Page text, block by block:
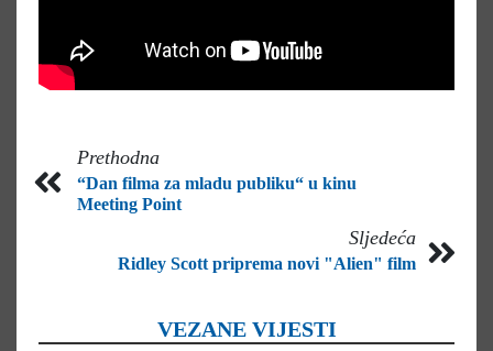
Prethodna
“Dan filma za mladu publiku“ u kinu
Meeting Point
Sljedeća
Ridley Scott priprema novi "Alien" film
VEZANE VIJESTI